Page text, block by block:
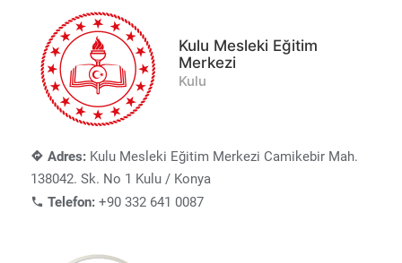
Kulu Mesleki Eğitim
Merkezi
Kulu
Adres: Kulu Mesleki Eğitim Merkezi Camikebir Mah.
138042. Sk. No 1 Kulu / Konya
Telefon: +90 332 641 0087